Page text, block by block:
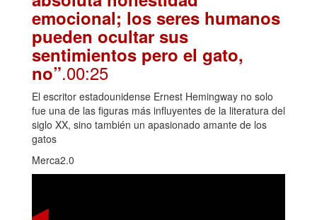
emocional; los seres humanos
pueden ocultar sus
sentimientos pero el gato,
no”.00:25
El escritor estadounidense Ernest Hemingway no solo
fue una de las figuras más influyentes de la literatura del
siglo XX, sino también un apasionado amante de los
gatos
Merca2.0